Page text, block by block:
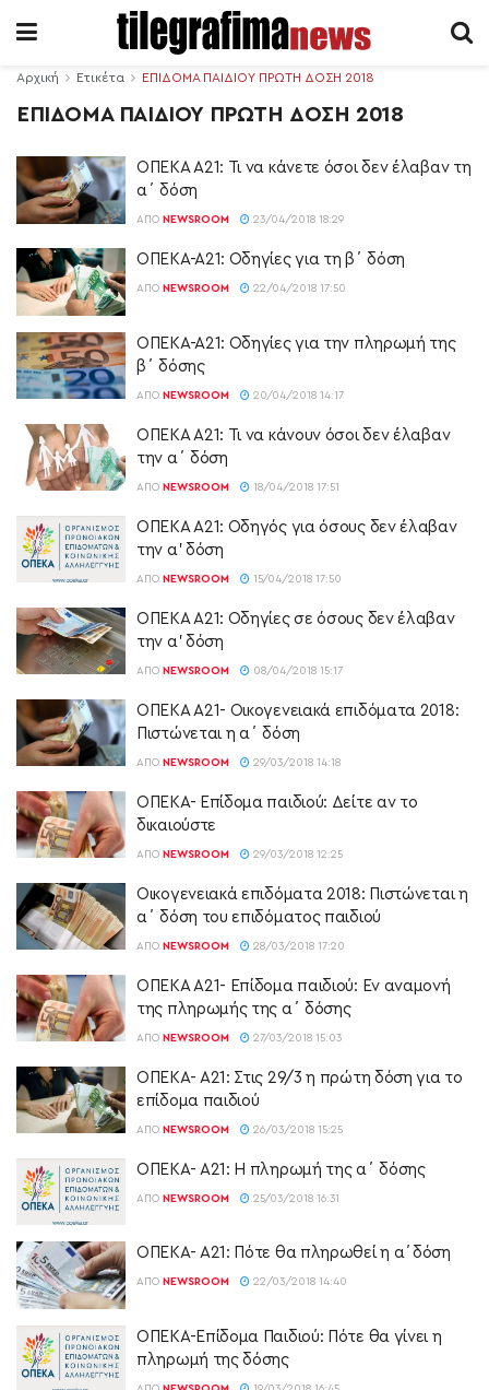
Αρχική Ετικέτα ΕΠΙΔΟΜΑ ΠΑΙΔΙΟΥ ΠΡΩΤΗ ΔΟΣΗ 2018
ΕΠΙΔΟΜΑ ΠΑΙΔΙΟΥ ΠΡΩΤΗ ΔΟΣΗ 2018
ΟΠΕΚΑ Α21: Τι να κάνετε όσοι δεν έλαβαν τη
α΄ δόση
ΑΠΌ NEWSROOM 23/04/2018 18:29
ΟΠΕΚΑ-Α21: Οδηγίες για τη β΄ δόση
ΑΠΌ NEWSROOM 22/04/2018 17:50
ΟΠΕΚΑ-Α21: Οδηγίες για την πληρωμή της
β΄ δόσης
ΑΠΌ NEWSROOM 20/04/2018 14:17
ΟΠΕΚΑ Α21: Τι να κάνουν όσοι δεν έλαβαν
την α΄ δόση
ΑΠΌ NEWSROOM 18/04/2018 17:51
ΟΠΕΚΑ Α21: Οδηγός για όσους δεν έλαβαν
την α’ δόση
ΑΠΌ NEWSROOM 15/04/2018 17:50
ΟΠΕΚΑ Α21: Οδηγίες σε όσους δεν έλαβαν
την α’ δόση
ΑΠΌ NEWSROOM 08/04/2018 15:17
ΟΠΕΚΑ Α21- Οικογενειακά επιδόματα 2018:
Πιστώνεται η α΄ δόση
ΑΠΌ NEWSROOM 29/03/2018 14:18
ΟΠΕΚΑ- Επίδομα παιδιού: Δείτε αν το
δικαιούστε
ΑΠΌ NEWSROOM 29/03/2018 12:25
Οικογενειακά επιδόματα 2018: Πιστώνεται η
α΄ δόση του επιδόματος παιδιού
ΑΠΌ NEWSROOM 28/03/2018 17:20
ΟΠΕΚΑ Α21- Επίδομα παιδιού: Εν αναμονή
της πληρωμής της α΄ δόσης
ΑΠΌ NEWSROOM 27/03/2018 15:03
ΟΠΕΚΑ- Α21: Στις 29/3 η πρώτη δόση για το
επίδομα παιδιού
ΑΠΌ NEWSROOM 26/03/2018 15:25
ΟΠΕΚΑ- Α21: Η πληρωμή της α΄ δόσης
ΑΠΌ NEWSROOM 25/03/2018 16:31
ΟΠΕΚΑ- Α21: Πότε θα πληρωθεί η α΄δόση
ΑΠΌ NEWSROOM 22/03/2018 14:40
ΟΠΕΚΑ-Επίδομα Παιδιού: Πότε θα γίνει η
πληρωμή της δόσης